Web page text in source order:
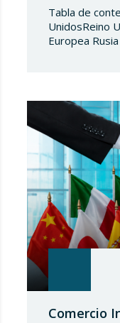
Tabla de
UnidosReino
Europea
2026, por el
(UE) 2018/
medidas
Comercio